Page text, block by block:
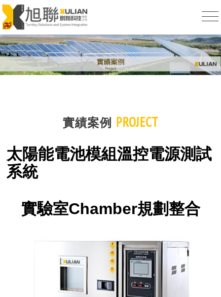
實績案例 PROJECT
太陽能電池模組溫控電源測試
系統
實驗室Chamber規劃整合